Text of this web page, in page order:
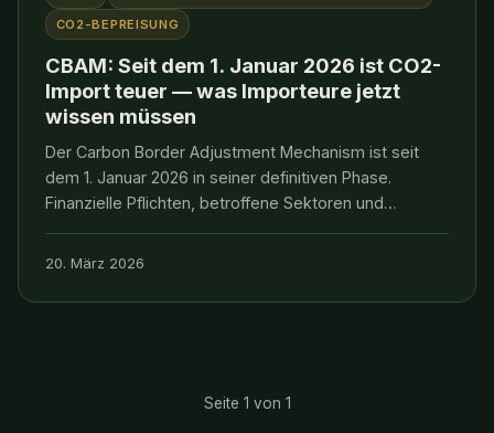
CO2-BEPREISUNG
CBAM: Seit dem 1. Januar 2026 ist CO2-
Import teuer — was Importeure jetzt
wissen müssen
Der Carbon Border Adjustment Mechanism ist seit
dem 1. Januar 2026 in seiner definitiven Phase.
Finanzielle Pflichten, betroffene Sektoren und
20. März 2026
Seite 1 von 1